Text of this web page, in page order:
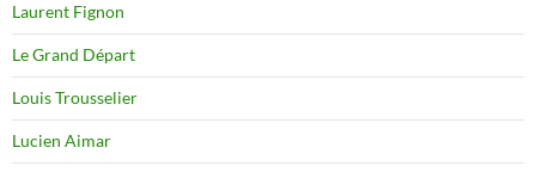
Laurent Fignon
Le Grand Départ
Louis Trousselier
Lucien Aimar